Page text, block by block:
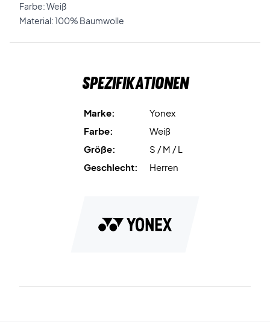
Farbe: Weiß
Material: 100% Baumwolle
Spezifikationen
Marke:
Yonex
Farbe:
Weiß
Größe:
S / M / L
Geschlecht:
Herren